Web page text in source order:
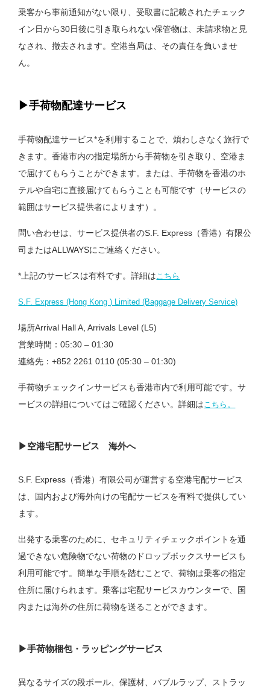
乗客から事前通知がない限り、受取書に記載されたチェック
イン日から30日後に引き取られない保管物は、未請求物と見
なされ、撤去されます。空港当局は、その責任を負いませ
ん。
▶︎手荷物配達サービス
手荷物配達サービス*を利用することで、煩わしさなく旅行で
きます。香港市内の指定場所から手荷物を引き取り、空港ま
で届けてもらうことができます。または、手荷物を香港のホ
テルや自宅に直接届けてもらうことも可能です（サービスの
範囲はサービス提供者によります）。
問い合わせは、サービス提供者のS.F. Express（香港）有限公
司またはALLWAYSにご連絡ください。
*上記のサービスは有料です。詳細はこちら
S.F. Express (Hong Kong ) Limited (Baggage Delivery Service)
場所Arrival Hall A, Arrivals Level (L5)
営業時間：05:30 – 01:30
連絡先：+852 2261 0110 (05:30 – 01:30)
手荷物チェックインサービスも香港市内で利用可能です。サ
ービスの詳細についてはご確認ください。詳細はこちら。
▶︎空港宅配サービス 海外へ
S.F. Express（香港）有限公司が運営する空港宅配サービス
は、国内および海外向けの宅配サービスを有料で提供してい
ます。
出発する乗客のために、セキュリティチェックポイントを通
過できない危険物でない荷物のドロップボックスサービスも
利用可能です。簡単な手順を踏むことで、荷物は乗客の指定
住所に届けられます。乗客は宅配サービスカウンターで、国
内または海外の住所に荷物を送ることができます。
▶︎手荷物梱包・ラッピングサービス
異なるサイズの段ボール、保護材、バブルラップ、ストラッ